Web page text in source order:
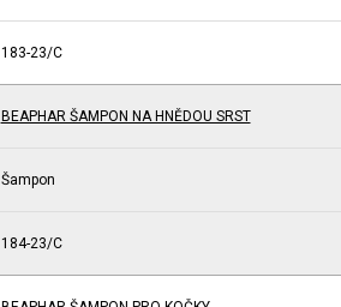
183-23/C
BEAPHAR ŠAMPON NA HNĚDOU SRST
Šampon
184-23/C